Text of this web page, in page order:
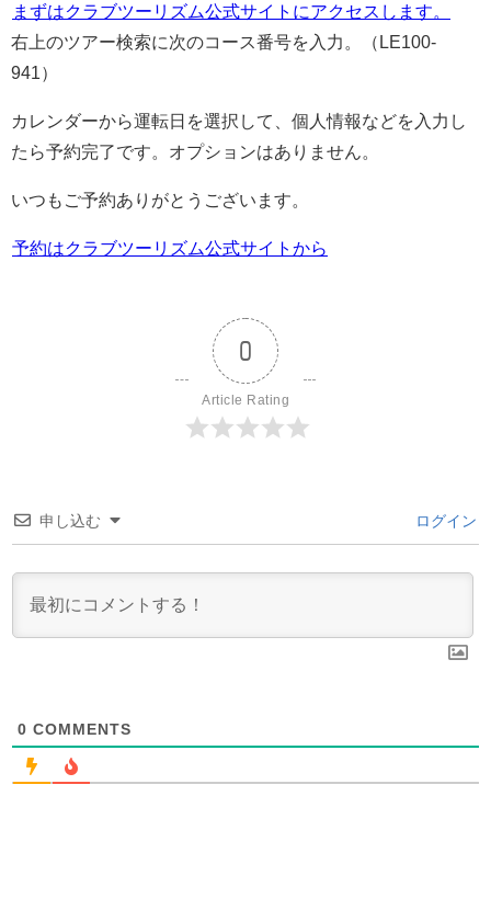
まずはクラブツーリズム公式サイトにアクセスします。
右上のツアー検索に次のコース番号を入力。（LE100-
941）
カレンダーから運転日を選択して、個人情報などを入力し
たら予約完了です。オプションはありません。
いつもご予約ありがとうございます。
予約はクラブツーリズム公式サイトから
0
Article Rating
申し込む ログイン
0 COMMENTS